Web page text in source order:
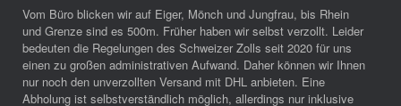
Vom Büro blicken wir auf Eiger, Mönch und Jungfrau, bis Rhein
und Grenze sind es 500m. Früher haben wir selbst verzollt. Leider
bedeuten die Regelungen des Schweizer Zolls seit 2020 für uns
einen zu großen administrativen Aufwand. Daher können wir Ihnen
nur noch den unverzollten Versand mit DHL anbieten. Eine
Abholung ist selbstverständlich möglich, allerdings nur inklusive